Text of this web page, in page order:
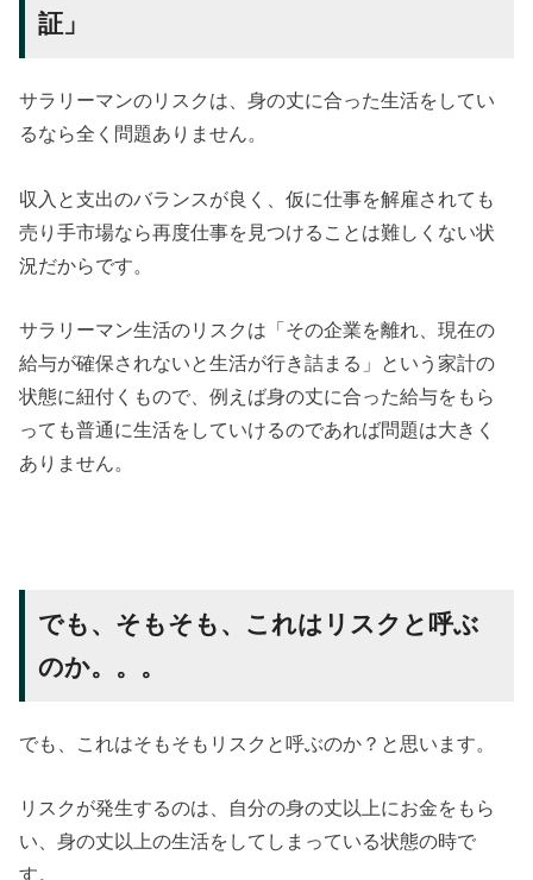
証」
サラリーマンのリスクは、身の丈に合った生活をしてい
るなら全く問題ありません。
収入と支出のバランスが良く、仮に仕事を解雇されても
売り手市場なら再度仕事を見つけることは難しくない状
況だからです。
サラリーマン生活のリスクは「その企業を離れ、現在の
給与が確保されないと生活が行き詰まる」という家計の
状態に紐付くもので、例えば身の丈に合った給与をもら
っても普通に生活をしていけるのであれば問題は大きく
ありません。
でも、そもそも、これはリスクと呼ぶ
のか。。。
でも、これはそもそもリスクと呼ぶのか？と思います。
リスクが発生するのは、自分の身の丈以上にお金をもら
い、身の丈以上の生活をしてしまっている状態の時で
す。